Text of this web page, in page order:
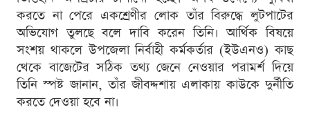
করতে না পেরে একশ্রেণীর লোক তাঁর বিরুদ্ধে লুটপাটের
অভিযোগ তুলছে বলে দাবি করেন তিনি। আর্থিক বিষয়ে
সংশয় থাকলে উপজেলা নির্বাহী কর্মকর্তার (ইউএনও) কাছ
থেকে বাজেটের সঠিক তথ্য জেনে নেওয়ার পরামর্শ দিয়ে
তিনি স্পষ্ট জানান, তাঁর জীবদ্দশায় এলাকায় কাউকে দুর্নীতি
করতে দেওয়া হবে না।